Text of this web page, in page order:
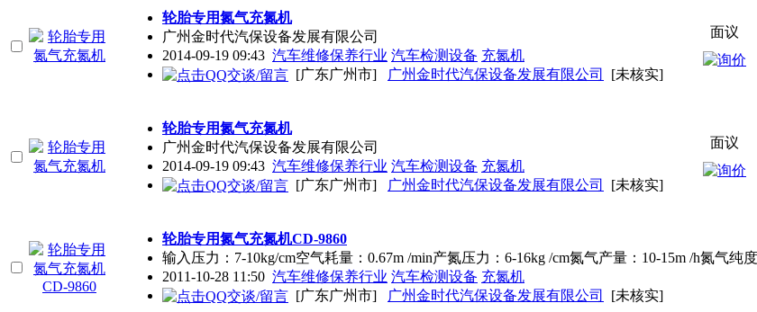
轮胎专用氮气充氮机
广州金时代汽保设备发展有限公司
2014-09-19 09:43 汽车维修保养行业 汽车检测设备 充氮机
[广东广州市]
广州金时代汽保设备发展有限公司 [未核实]
面议
轮胎专用氮气充氮机
广州金时代汽保设备发展有限公司
2014-09-19 09:43 汽车维修保养行业 汽车检测设备 充氮机
[广东广州市]
广州金时代汽保设备发展有限公司 [未核实]
面议
轮胎专用氮气充氮机CD-9860
输入压力：7-10kg/cm空气耗量：0.67m /min产氮压力：6-16kg /cm氮气产量：10-15m /h氮气纯
2011-10-28 11:50 汽车维修保养行业 汽车检测设备 充氮机
[广东广州市]
广州金时代汽保设备发展有限公司 [未核实]